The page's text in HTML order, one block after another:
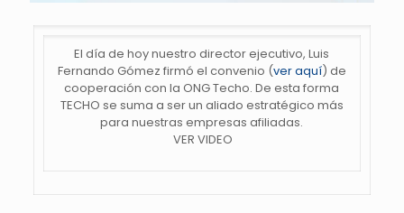
El día de hoy nuestro director ejecutivo, Luis
Fernando Gómez firmó el convenio (ver aquí) de
cooperación con la ONG Techo. De esta forma
TECHO se suma a ser un aliado estratégico más
para nuestras empresas afiliadas.
VER VIDEO